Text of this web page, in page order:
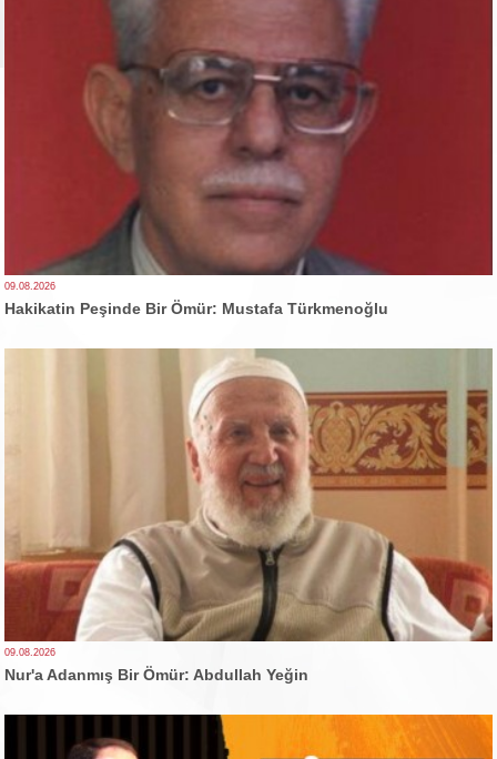
09.08.2026
Hakikatin Peşinde Bir Ömür: Mustafa Türkmenoğlu
09.08.2026
Nur'a Adanmış Bir Ömür: Abdullah Yeğin